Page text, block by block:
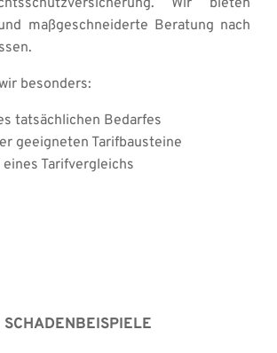
Wir bieten
maßgeschneiderte Beratung nach
besonders:
tatsächlichen Bedarfes
geeigneten Tarifbausteine
Tarifvergleichs
SCHADENBEISPIELE